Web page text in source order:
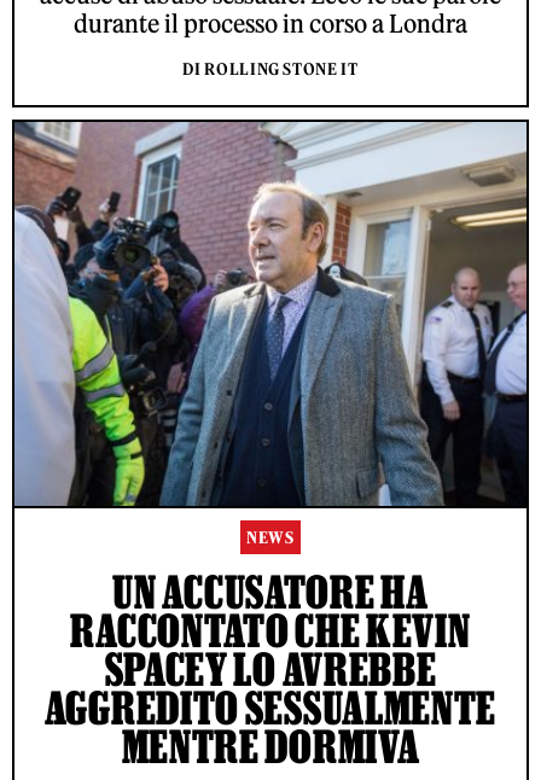
durante il processo in corso a Londra
DI ROLLING STONE IT
NEWS
UN ACCUSATORE HA
RACCONTATO CHE KEVIN
SPACEY LO AVREBBE
AGGREDITO SESSUALMENTE
MENTRE DORMIVA